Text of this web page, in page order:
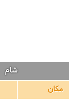
شام
مکان